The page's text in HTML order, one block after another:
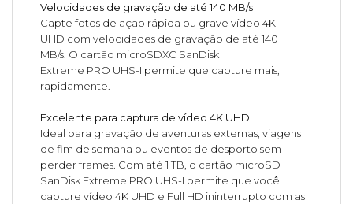
Velocidades de gravação de até 140 MB/s
Capte fotos de ação rápida ou grave vídeo 4K
UHD com velocidades de gravação de até 140
MB/s. O cartão microSDXC SanDisk
Extreme PRO UHS-I permite que capture mais,
rapidamente.
Excelente para captura de vídeo 4K UHD
Ideal para gravação de aventuras externas, viagens
de fim de semana ou eventos de desporto sem
perder frames. Com até 1 TB, o cartão microSD
SanDisk Extreme PRO UHS-I permite que você
capture vídeo 4K UHD e Full HD ininterrupto com as